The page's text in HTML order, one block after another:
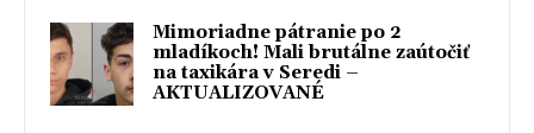
Mimoriadne pátranie po 2
mladíkoch! Mali brutálne zaútočiť
na taxikára v Seredi –
AKTUALIZOVANÉ